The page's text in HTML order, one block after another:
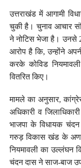
उत्तराखंड में आगामी
चुकी है। चुनाव आचार
ने नोटिस भेजा है। उनसे
आरोप है कि, उन्होंने
करके कोविड
वितरित किए।
मामले का अनुसार,
अधिकारी व
भाजपा के विधायक
गरुड़ विकास खंड के अणां
नियमावली का उल्लंघन
चंदन दास ने साज-बाज